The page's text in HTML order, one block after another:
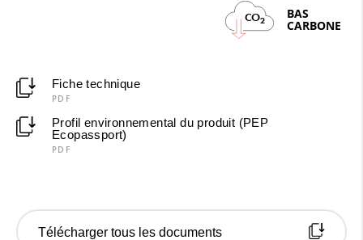
CO2 BAS
CARBONE
Fiche technique
PDF
Profil environnemental du produit (PEP
Ecopassport)
PDF
Télécharger tous les documents